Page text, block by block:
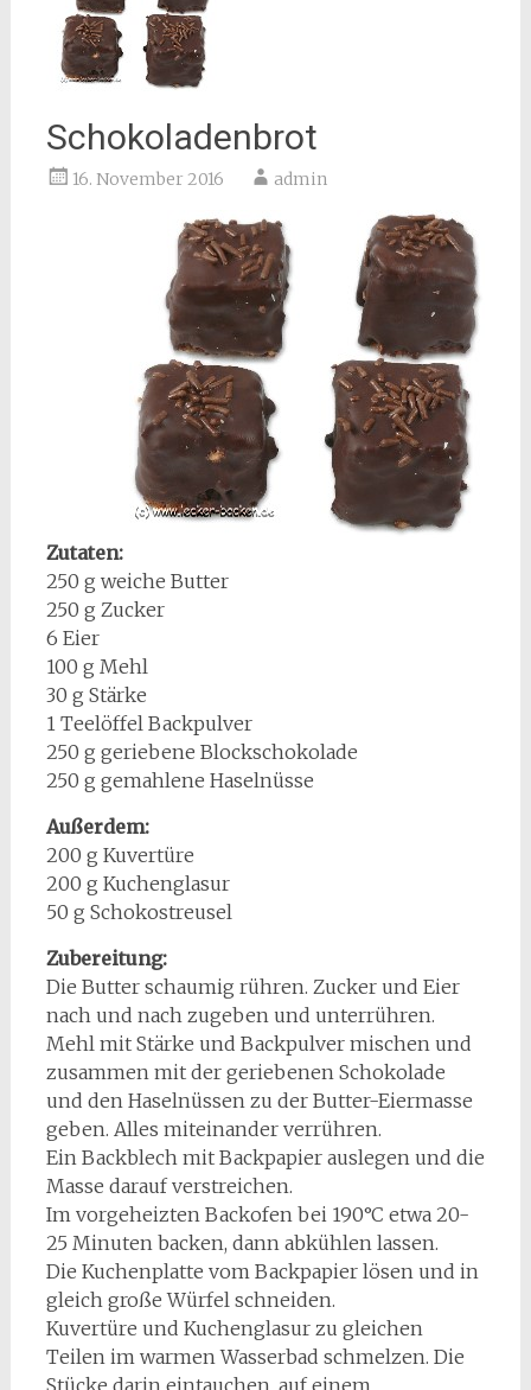
Schokoladenbrot
16. November 2016 admin
Zutaten:
250 g weiche Butter
250 g Zucker
6 Eier
100 g Mehl
30 g Stärke
1 Teelöffel Backpulver
250 g geriebene Blockschokolade
250 g gemahlene Haselnüsse
Außerdem:
200 g Kuvertüre
200 g Kuchenglasur
50 g Schokostreusel
Zubereitung:
Die Butter schaumig rühren. Zucker und Eier
nach und nach zugeben und unterrühren.
Mehl mit Stärke und Backpulver mischen und
zusammen mit der geriebenen Schokolade
und den Haselnüssen zu der Butter-Eiermasse
geben. Alles miteinander verrühren.
Ein Backblech mit Backpapier auslegen und die
Masse darauf verstreichen.
Im vorgeheizten Backofen bei 190°C etwa 20-
25 Minuten backen, dann abkühlen lassen.
Die Kuchenplatte vom Backpapier lösen und in
gleich große Würfel schneiden.
Kuvertüre und Kuchenglasur zu gleichen
Teilen im warmen Wasserbad schmelzen. Die
Stücke darin eintauchen, auf einem